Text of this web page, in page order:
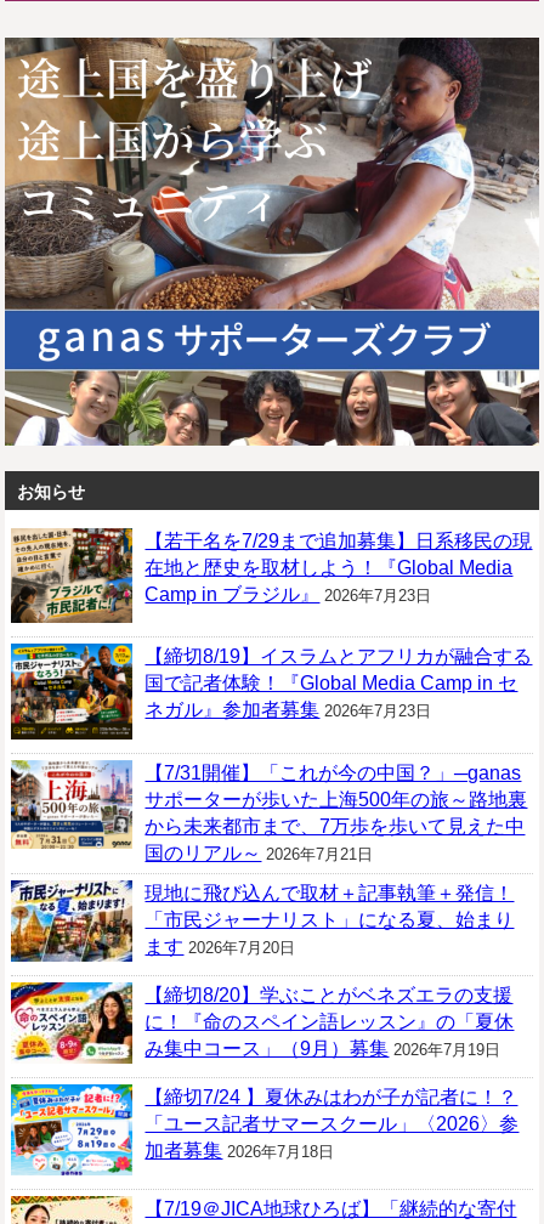
お知らせ
【若干名を7/29まで追加募集】日系移民の現
在地と歴史を取材しよう！『Global Media
Camp in ブラジル』
2026年7月23日
【締切8/19】イスラムとアフリカが融合する
国で記者体験！『Global Media Camp in セ
ネガル』参加者募集 2026年7月23日
【7/31開催】「これが今の中国？」─ganas
サポーターが歩いた上海500年の旅～路地裏
から未来都市まで、7万歩を歩いて見えた中
国のリアル～ 2026年7月21日
現地に飛び込んで取材＋記事執筆＋発信！
「市民ジャーナリスト」になる夏、始まり
ます 2026年7月20日
【締切8/20】学ぶことがベネズエラの支援
に！『命のスペイン語レッスン』の「夏休
み集中コース」（9月）募集 2026年7月19日
【締切7/24 】夏休みはわが子が記者に！？
「ユース記者サマースクール」〈2026〉参
加者募集 2026年7月18日
【7/19＠JICA地球ひろば】「継続的な寄付